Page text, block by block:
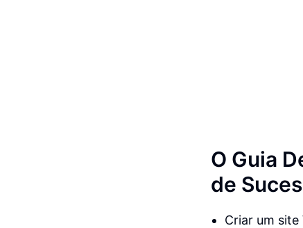
O Guia
de
Criar um